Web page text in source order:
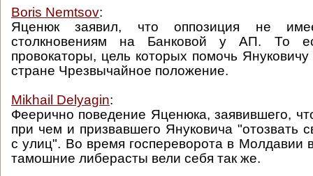
Boris Nemtsov:
Яценюк заявил, что оппозиция не
столкновениям на Банковой у АП. То
провокаторы, цель которых помочь
стране Чрезвычайное положение.
Mikhail Delyagin:
Феерично поведение Яценюка, заявившего,
при чем и призвавшего Януковича "отозвать
с улиц". Во время госпереворота в Молдавии
тамошние либерасты вели себя так же.